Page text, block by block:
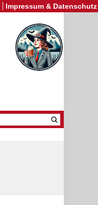
Impressum & Datenschutz